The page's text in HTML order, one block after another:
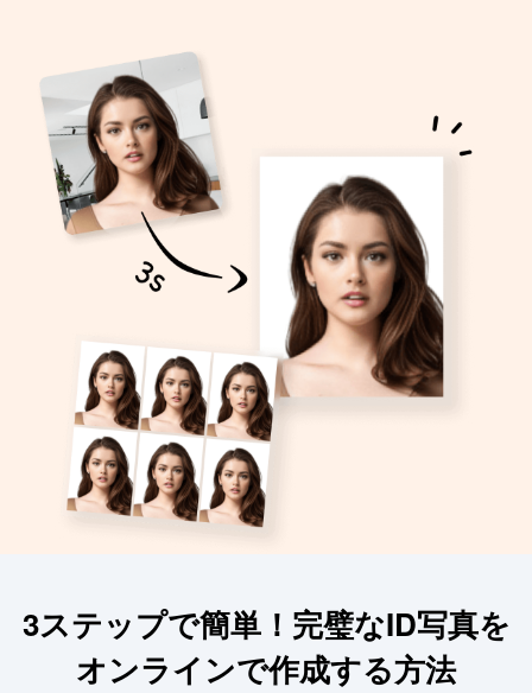
3ステップで簡単！完璧なID写真を
オンラインで作成する方法